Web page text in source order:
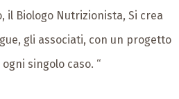
il Biologo Nutrizionista, Si crea
gli associati, con un progetto
singolo caso. “